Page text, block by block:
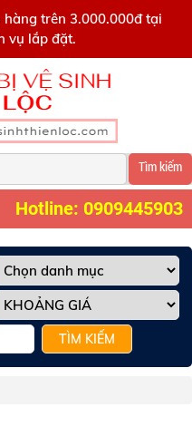
hàng trên 3.000.000đ tại
vụ lắp đặt.
Tìm kiếm
Hotline: 0909445903
TÌM KIẾM